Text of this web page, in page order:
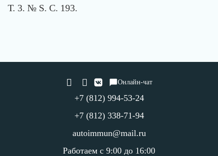
Т. 3. № S. С. 193.
Онлайн-чат
+7 (812) 994-53-24
+7 (812) 338-71-94
autoimmun@mail.ru
Работаем с 9:00 до 16:00